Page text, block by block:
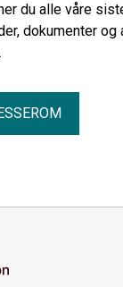
du alle våre
dokumenter og